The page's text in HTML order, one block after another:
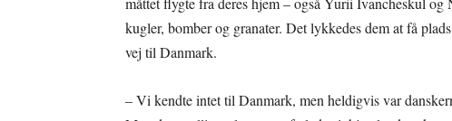
kugler, bomber og granater. Det lykkedes dem at få
vej til Danmark.
– Vi kendte intet til Danmark, men heldigvis var